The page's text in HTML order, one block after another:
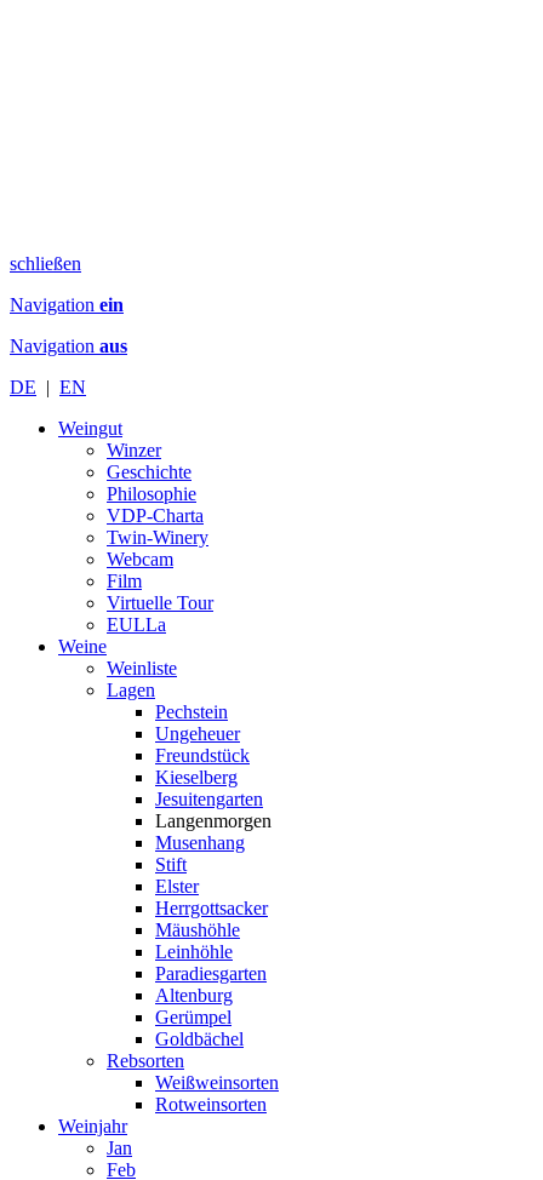
schließen
Navigation ein
Navigation aus
DE | EN
Weingut
Winzer
Geschichte
Philosophie
VDP-Charta
Twin-Winery
Webcam
Film
Virtuelle Tour
EULLa
Weine
Weinliste
Lagen
Pechstein
Ungeheuer
Freundstück
Kieselberg
Jesuitengarten
Langenmorgen
Musenhang
Stift
Elster
Herrgottsacker
Mäushöhle
Leinhöhle
Paradiesgarten
Altenburg
Gerümpel
Goldbächel
Rebsorten
Weißweinsorten
Rotweinsorten
Weinjahr
Jan
Feb